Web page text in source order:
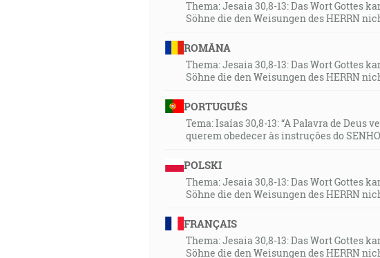
Thema: Jesaia 30,8-13: Das Wort Gottes
Söhne die den Weisungen des HERRN
ROMÂNA
Thema: Jesaia 30,8-13: Das Wort Gottes
Söhne die den Weisungen des HERRN
PORTUGUÊS
Tema: Isaías 30,8-13: “A Palavra de Deus
querem obedecer às instruções do
POLSKI
Thema: Jesaia 30,8-13: Das Wort Gottes
Söhne die den Weisungen des HERRN
FRANÇAIS
Thema: Jesaia 30,8-13: Das Wort Gottes
Söhne die den Weisungen des HERRN